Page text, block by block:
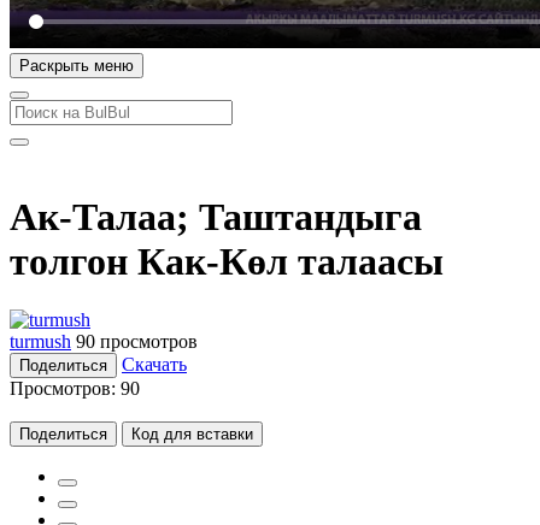
Раскрыть меню
Ак-Талаа; Таштандыга
толгон Как-Көл талаасы
turmush 90 просмотров
Поделиться
Скачать
Просмотров: 90
Поделиться Код для вставки